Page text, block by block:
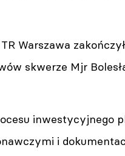
Warszawa
skwerze Mjr
inwestycyjnego
i